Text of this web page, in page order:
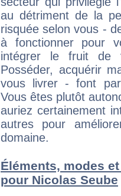
au détriment de la
risquée selon vous -
à fonctionner pour
intégrer le fruit de
Posséder, acquérir
vous livrer - font
Vous êtes plutôt
auriez certainement
autres pour
domaine.
Éléments, modes
pour Nicolas Seube